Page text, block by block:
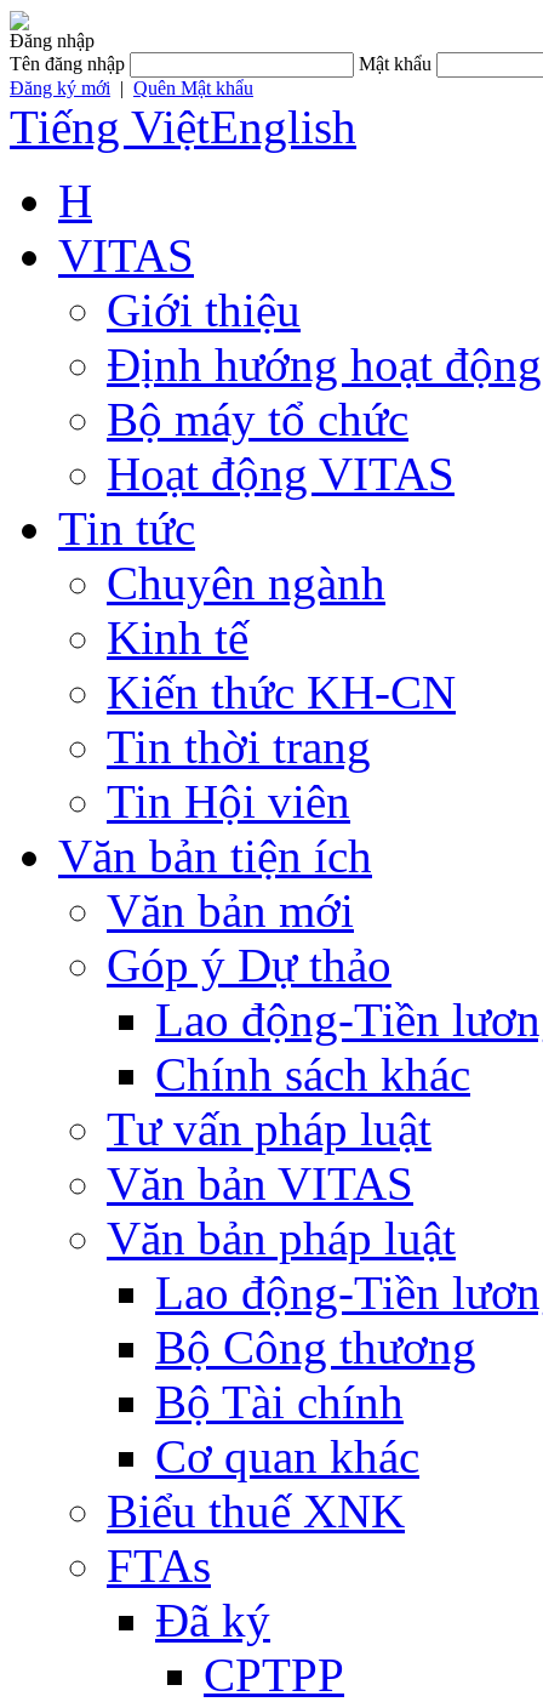
Đăng nhập
Tên đăng nhập
Mật khẩu
Đăng ký mới | Quên Mật khẩu
Tiếng ViệtEnglish
H
VITAS
Giới thiệu
Định hướng hoạt động
Bộ máy tổ chức
Hoạt động VITAS
Tin tức
Chuyên ngành
Kinh tế
Kiến thức KH-CN
Tin thời trang
Tin Hội viên
Văn bản tiện ích
Văn bản mới
Góp ý Dự thảo
Lao động-Tiền
Chính sách khác
Tư vấn pháp luật
Văn bản VITAS
Văn bản pháp luật
Lao động-Tiền
Bộ Công thương
Bộ Tài chính
Cơ quan khác
Biểu thuế XNK
FTAs
Đã ký
CPTPP